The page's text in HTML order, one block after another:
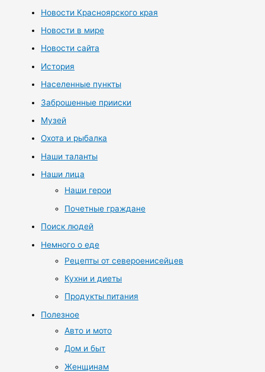
Новости Красноярского края
Новости в мире
Новости сайта
История
Населенные пункты
Заброшенные прииски
Музей
Охота и рыбалка
Наши таланты
Наши лица
Наши герои
Почетные граждане
Поиск людей
Немного о еде
Рецепты от североенисейцев
Кухни и диеты
Продукты питания
Полезное
Авто и мото
Дом и быт
Женщинам